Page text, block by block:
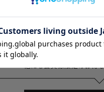
様は、こちらから会員登録を行
スワードを登録しておくと便